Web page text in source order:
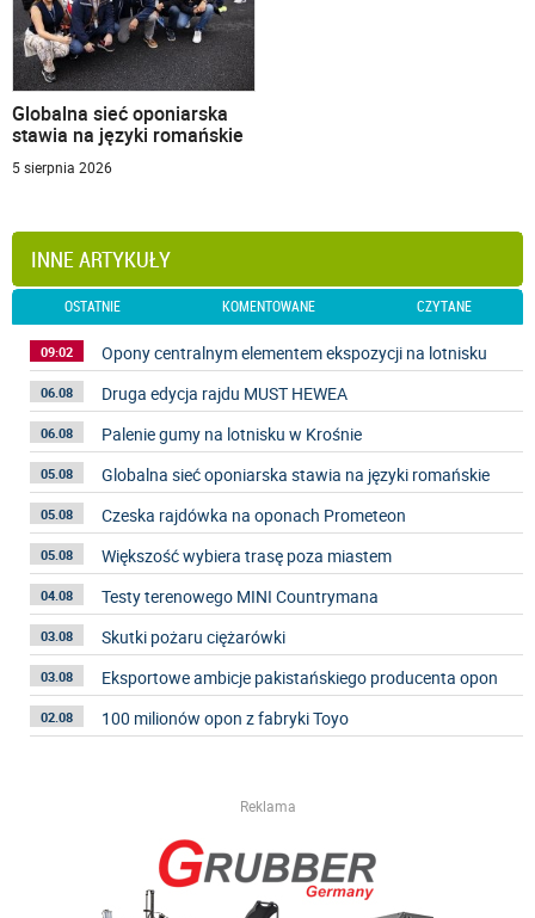
Globalna sieć oponiarska
stawia na języki romańskie
5 sierpnia 2026
INNE ARTYKUŁY
OSTATNIE KOMENTOWANE CZYTANE
09:02 Opony centralnym elementem ekspozycji na lotnisku
06.08 Druga edycja rajdu MUST HEWEA
06.08 Palenie gumy na lotnisku w Krośnie
05.08 Globalna sieć oponiarska stawia na języki romańskie
05.08 Czeska rajdówka na oponach Prometeon
05.08 Większość wybiera trasę poza miastem
04.08 Testy terenowego MINI Countrymana
03.08 Skutki pożaru ciężarówki
03.08 Eksportowe ambicje pakistańskiego producenta opon
02.08 100 milionów opon z fabryki Toyo
Reklama